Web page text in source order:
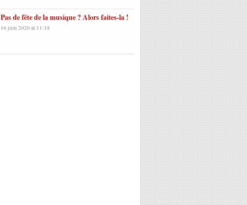
Pas de fête de la musique ? Alors faites-la !
16 juin 2020 at 11:18